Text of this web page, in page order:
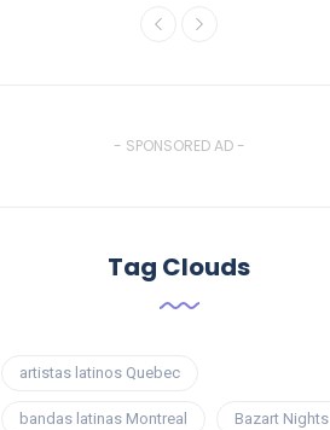
- SPONSORED AD -
Tag Clouds
artistas latinos Quebec
bandas latinas Montreal Bazart Nights